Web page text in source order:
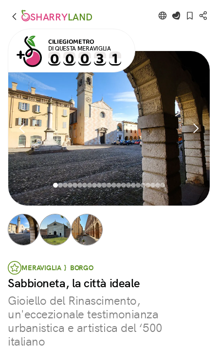
SHARRYLAND
CILIEGIOMETRO
DI QUESTA MERAVIGLIA
MERAVIGLIA } BORGO
Sabbioneta, la città ideale
Gioiello del Rinascimento,
un'eccezionale testimonianza
urbanistica e artistica del ‘500
italiano